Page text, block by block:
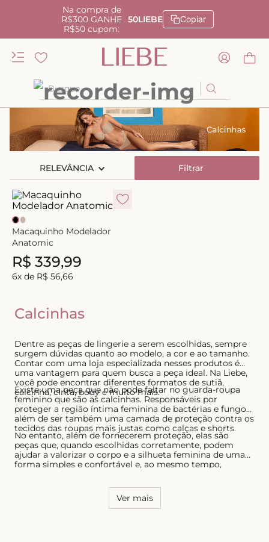
Na compra de
R$300 GANHE
R$50 cupom:
50LIEBE Copiar
Busque
RELEVÂNCIA Filtrar
Macaquinho Modelador
Anatomic
R$ 339,99
6x de R$ 56,66
Calcinhas
Dentre as peças de lingerie a serem escolhidas, sempre
surgem dúvidas quanto ao modelo, a cor e ao tamanho.
Contar com uma loja especializada nesses produtos é
uma vantagem para quem busca a peça ideal. Na Liebe,
você pode encontrar diferentes formatos de sutiã,
calcinha, cinta, body e muito mais.
Existe uma peça que não pode faltar no guarda-roupa
feminino que são as calcinhas. Responsáveis por
proteger a região íntima feminina de bactérias e fungos,
além de ser também uma camada de proteção contra os
tecidos das roupas mais justas como calças e shorts.
No entanto, além de fornecerem proteção, elas são
peças que, quando escolhidas corretamente, podem
ajudar a valorizar o corpo e a silhueta feminina de uma
forma simples e confortável e, ao mesmo tempo,
caimento, tanto para as calcinhas quanto para os sutiãs.
Ver mais
TERMOS MAIS BUSCADOS
kiss me
sutiã
calcinha renda
anatomic
calcinha alta
triangulo
biquini